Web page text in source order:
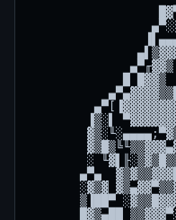
█ █▓▓▒
▐▒░▌
░
▄▀▄
░▓▒▓
▒▐██▀
█▓▒▄██